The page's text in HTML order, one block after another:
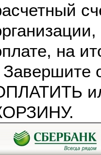
на
Завершите